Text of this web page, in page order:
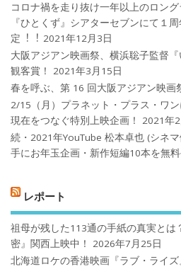
コロナ禍を⾛り抜け⼀年以上のロン
『ひとくず』シアターセブンにて１
定︕︕ 2021年12月3日
大阪アジアン映画祭、横浜聡子監督
観客賞！
2021年3月15日
春を呼ぶ、第 16 回大阪アジアン映画
2/15（月）プラネット・プラス・ワ
現在をつなぐ特別上映企画！
2021年
続・2021年YouTube 松本卓也 (シネ
手にお年玉企画・新作短編10本を無料
レポート
祖母が残した113通の手紙の真実とは
密』関西上映中！
2026年7月25日
北海道ロケの香港映画『ラブ・ライ